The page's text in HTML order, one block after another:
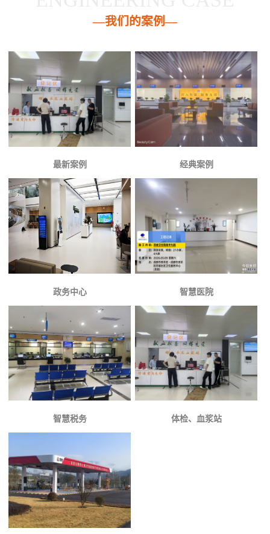
—我们的案例—
最新案例 经典案例
政务中心 智慧医院
智慧税务 体检、血浆站